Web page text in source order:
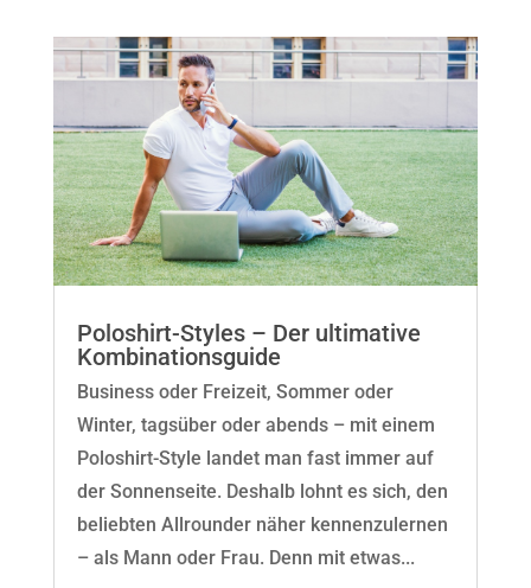
Poloshirt-Styles – Der ultimative
Kombinationsguide
Business oder Freizeit, Sommer oder
Winter, tagsüber oder abends – mit einem
Poloshirt-Style landet man fast immer auf
der Sonnenseite. Deshalb lohnt es sich, den
beliebten Allrounder näher kennenzulernen
– als Mann oder Frau. Denn mit etwas...